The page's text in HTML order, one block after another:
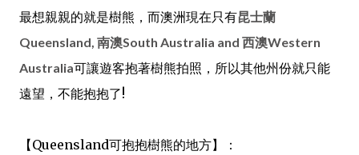
最想親親的就是樹熊，而澳洲現在只有昆士蘭
Queensland, 南澳South Australia and 西澳Western
Australia可讓遊客抱著樹熊拍照，所以其他州份就只能
遠望，不能抱抱了!
【Queensland可抱抱樹熊的地方】：